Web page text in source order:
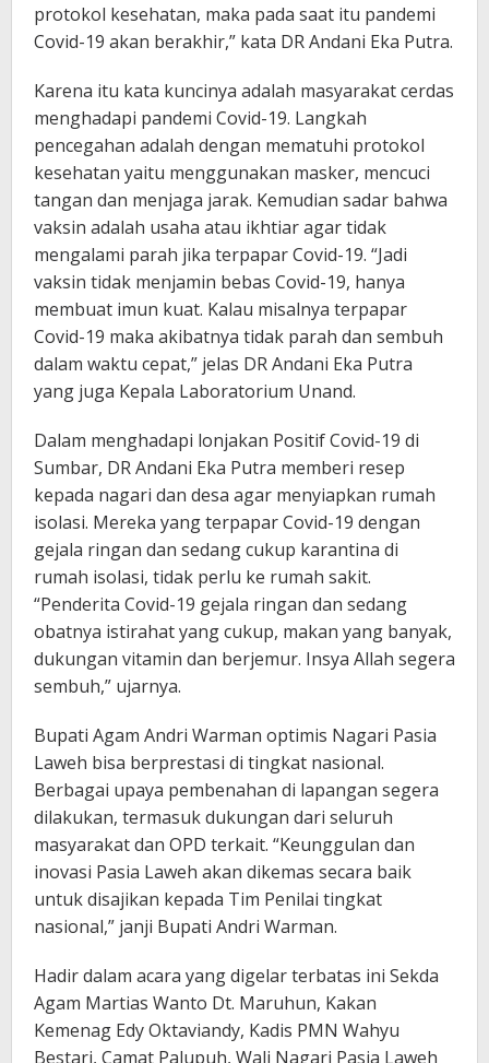
protokol kesehatan, maka pada saat itu pandemi
Covid-19 akan berakhir,” kata DR Andani Eka Putra.
Karena itu kata kuncinya adalah masyarakat cerdas
menghadapi pandemi Covid-19. Langkah
pencegahan adalah dengan mematuhi protokol
kesehatan yaitu menggunakan masker, mencuci
tangan dan menjaga jarak. Kemudian sadar bahwa
vaksin adalah usaha atau ikhtiar agar tidak
mengalami parah jika terpapar Covid-19. “Jadi
vaksin tidak menjamin bebas Covid-19, hanya
membuat imun kuat. Kalau misalnya terpapar
Covid-19 maka akibatnya tidak parah dan sembuh
dalam waktu cepat,” jelas DR Andani Eka Putra
yang juga Kepala Laboratorium Unand.
Dalam menghadapi lonjakan Positif Covid-19 di
Sumbar, DR Andani Eka Putra memberi resep
kepada nagari dan desa agar menyiapkan rumah
isolasi. Mereka yang terpapar Covid-19 dengan
gejala ringan dan sedang cukup karantina di
rumah isolasi, tidak perlu ke rumah sakit.
“Penderita Covid-19 gejala ringan dan sedang
obatnya istirahat yang cukup, makan yang banyak,
dukungan vitamin dan berjemur. Insya Allah segera
sembuh,” ujarnya.
Bupati Agam Andri Warman optimis Nagari Pasia
Laweh bisa berprestasi di tingkat nasional.
Berbagai upaya pembenahan di lapangan segera
dilakukan, termasuk dukungan dari seluruh
masyarakat dan OPD terkait. “Keunggulan dan
inovasi Pasia Laweh akan dikemas secara baik
untuk disajikan kepada Tim Penilai tingkat
nasional,” janji Bupati Andri Warman.
Hadir dalam acara yang digelar terbatas ini Sekda
Agam Martias Wanto Dt. Maruhun, Kakan
Kemenag Edy Oktaviandy, Kadis PMN Wahyu
Bestari, Camat Palupuh, Wali Nagari Pasia Laweh